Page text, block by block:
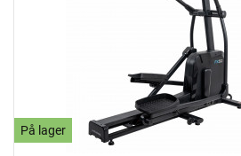
På lager